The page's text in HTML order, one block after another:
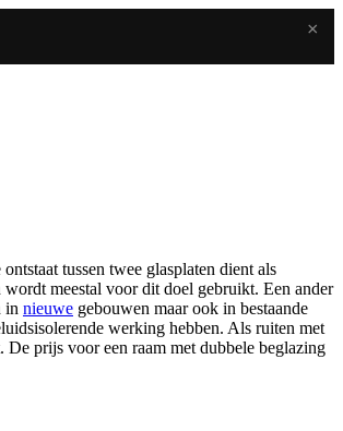
×
tussen twee glasplaten dient als
meestal voor dit doel gebruikt. Een ander
in nieuwe gebouwen maar ook in bestaande
werking hebben. Als ruiten met
prijs voor een raam met dubbele beglazing